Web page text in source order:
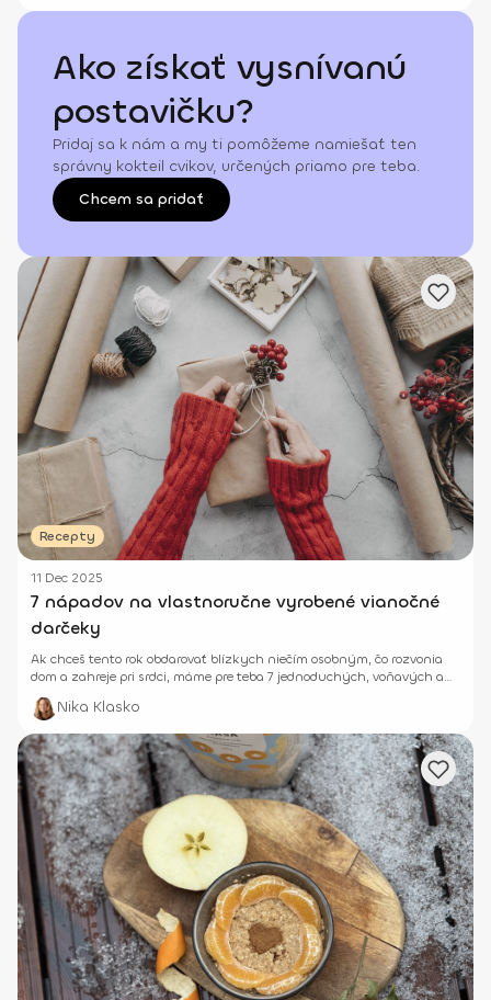
Ako získať vysnívanú
postavičku?
Pridaj sa k nám a my ti pomôžeme namiešať ten
správny kokteil cvikov, určených priamo pre teba.
Chcem sa pridať
Recepty
11 Dec 2025
7 nápadov na vlastnoručne vyrobené vianočné
darčeky
Ak chceš tento rok obdarovať blízkych niečím osobným, čo rozvonia
dom a zahreje pri srdci, máme pre teba 7 jednoduchých, voňavých a
krásnych tipov.
Nika Klasko